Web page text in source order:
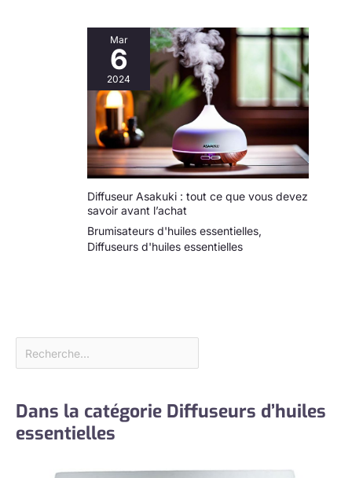
Mar
6
2024
Diffuseur Asakuki : tout ce que vous devez
savoir avant l’achat
Brumisateurs d'huiles essentielles,
Diffuseurs d'huiles essentielles
Dans la catégorie Diffuseurs d’huiles
essentielles